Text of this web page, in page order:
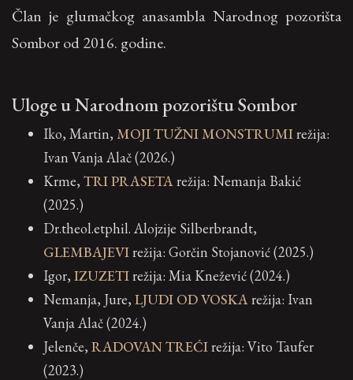
Član je glumačkog anasambla Narodnog pozorišta
Sombor od 2016. godine.
Uloge u Narodnom pozorištu Sombor
Iko, Martin, MOJI TUŽNI MONSTRUMIrežija:
Ivan Vanja Alač (2026.)
Krme, TRI PRASETArežija: Nemanja Bakić
(2025.)
Dr.theol.etphil. Alojzije Silberbrandt,
GLEMBAJEVIrežija: Gorčin Stojanović (2025.)
Igor, IZUZETIrežija: Mia Knežević (2024.)
Nemanja, Jure, LJUDI OD VOSKArežija: Ivan
Vanja Alač (2024.)
Jelenče, RADOVAN TREĆIrežija: Vito Taufer
(2023.)